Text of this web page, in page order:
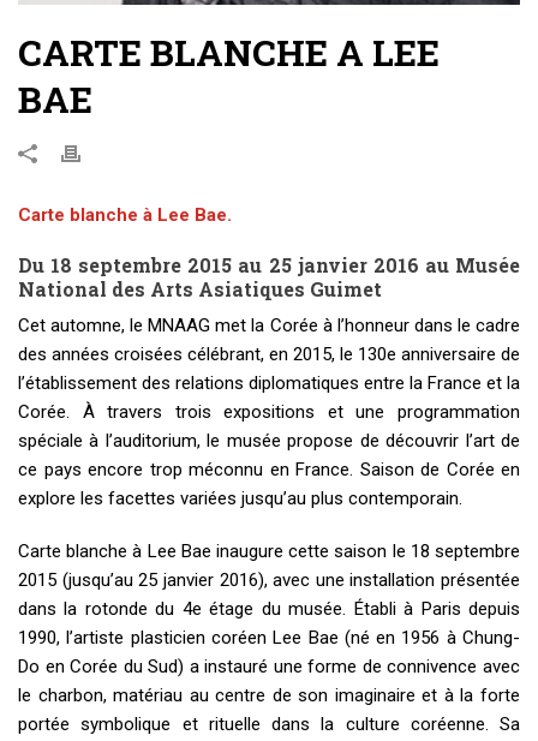
CARTE BLANCHE A LEE
BAE
Carte blanche à Lee Bae.
Du 18 septembre 2015 au 25 janvier 2016 au Musée
National des Arts Asiatiques Guimet
Cet automne, le MNAAG met la Corée à l’honneur dans le cadre
des années croisées célébrant, en 2015, le 130e anniversaire de
l’établissement des relations diplomatiques entre la France et la
Corée. À travers trois expositions et une programmation
spéciale à l’auditorium, le musée propose de découvrir l’art de
ce pays encore trop méconnu en France. Saison de Corée en
explore les facettes variées jusqu’au plus contemporain.
Carte blanche à Lee Bae inaugure cette saison le 18 septembre
2015 (jusqu’au 25 janvier 2016), avec une installation présentée
dans la rotonde du 4e étage du musée. Établi à Paris depuis
1990, l’artiste plasticien coréen Lee Bae (né en 1956 à Chung-
Do en Corée du Sud) a instauré une forme de connivence avec
le charbon, matériau au centre de son imaginaire et à la forte
portée symbolique et rituelle dans la culture coréenne. Sa